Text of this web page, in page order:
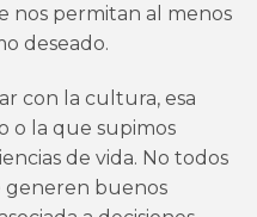
nos permitan al menos
deseado.
con la cultura, esa
o la que supimos
de vida. No todos
generen buenos